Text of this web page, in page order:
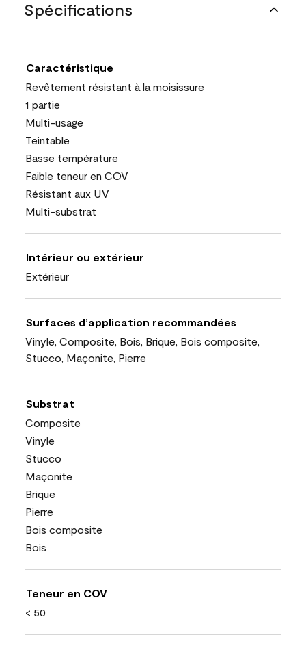
Spécifications
Caractéristique
Revêtement résistant à la moisissure
1 partie
Multi-usage
Teintable
Basse température
Faible teneur en COV
Résistant aux UV
Multi-substrat
Intérieur ou extérieur
Extérieur
Surfaces d’application recommandées
Vinyle, Composite, Bois, Brique, Bois composite,
Stucco, Maçonite, Pierre
Substrat
Composite
Vinyle
Stucco
Maçonite
Brique
Pierre
Bois composite
Bois
Teneur en COV
< 50